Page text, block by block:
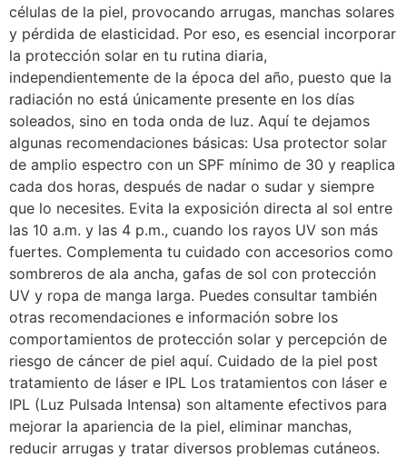
células de la piel, provocando arrugas, manchas solares
y pérdida de elasticidad. Por eso, es esencial incorporar
la protección solar en tu rutina diaria,
independientemente de la época del año, puesto que la
radiación no está únicamente presente en los días
soleados, sino en toda onda de luz. Aquí te dejamos
algunas recomendaciones básicas: Usa protector solar
de amplio espectro con un SPF mínimo de 30 y reaplica
cada dos horas, después de nadar o sudar y siempre
que lo necesites. Evita la exposición directa al sol entre
las 10 a.m. y las 4 p.m., cuando los rayos UV son más
fuertes. Complementa tu cuidado con accesorios como
sombreros de ala ancha, gafas de sol con protección
UV y ropa de manga larga. Puedes consultar también
otras recomendaciones e información sobre los
comportamientos de protección solar y percepción de
riesgo de cáncer de piel aquí. Cuidado de la piel post
tratamiento de láser e IPL Los tratamientos con láser e
IPL (Luz Pulsada Intensa) son altamente efectivos para
mejorar la apariencia de la piel, eliminar manchas,
reducir arrugas y tratar diversos problemas cutáneos.